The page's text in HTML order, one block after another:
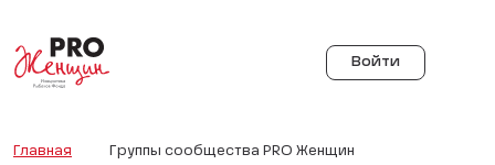
Войти
Главная Группы сообщества PRO Женщин